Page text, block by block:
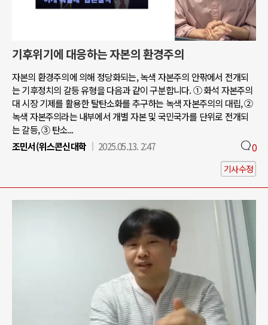
기후위기에 대응하는 자본의 환경주의
자본의 환경주의에 의해 정당화되는, 녹색 자본주의 안팎에서 전개되
는 기후정치의 갈등 유형을 다음과 같이 구분합니다. ① 화석 자본주의
대 시장 기제를 활용한 탈탄소화를 추구하는 녹색 자본주의의 대립, ②
녹색 자본주의라는 내부에서 개별 자본 및 국민국가를 단위로 전개되
는 갈등, ③ 탄소...
조민서(위스콘신대학
2025.05.13. 2:47 0
기사수정